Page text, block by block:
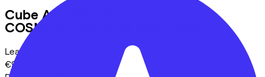
Cube AGREE C:62 SLX
COSMICPURPLE/BLACK
Leaseprijs p/m vanaf
€93,86